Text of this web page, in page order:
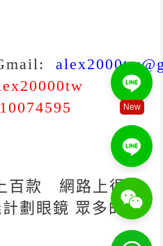
百款 網路上很容
劃眼鏡 眾多的款
New